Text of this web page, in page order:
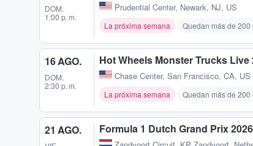
DOM.
1:00 p. m.
Prudential Center, Newark, NJ, US
La próxima semana Quedan más de 200
16 AGO.
DOM.
2:30 p. m.
Hot Wheels Monster Trucks Live
Chase Center, San Francisco, CA, US
La próxima semana Quedan más de 200
21 AGO. Formula 1 Dutch Grand Prix